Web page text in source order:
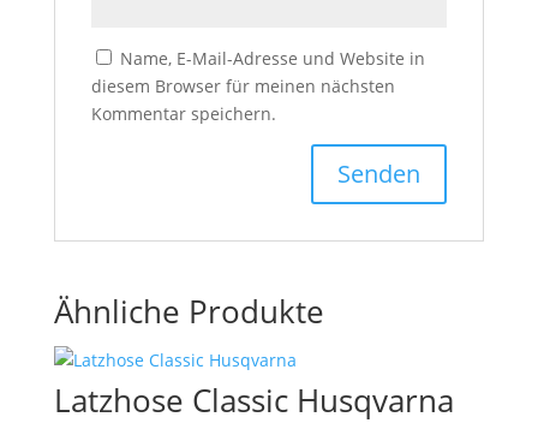
Name, E-Mail-Adresse und Website in
diesem Browser für meinen nächsten
Kommentar speichern.
Ähnliche Produkte
Latzhose Classic Husqvarna